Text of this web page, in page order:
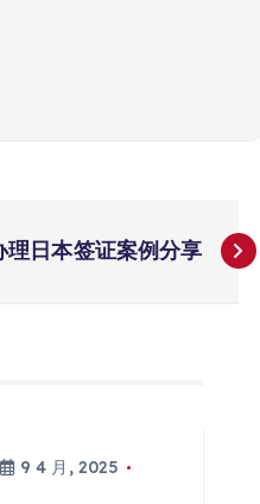
理日本签证案例分享
9 4 月, 2025